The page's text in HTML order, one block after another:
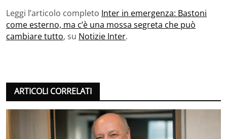
Leggi l’articolo completo Inter in emergenza: Bastoni
come esterno, ma c’è una mossa segreta che può
cambiare tutto, su Notizie Inter.
ARTICOLI CORRELATI